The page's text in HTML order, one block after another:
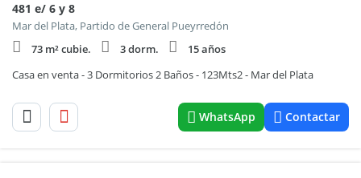
481 e/ 6 y 8
Mar del Plata, Partido de General Pueyrredón
73 m² cubie.
3 dorm.
15 años
Casa en venta - 3 Dormitorios 2 Baños - 123Mts2 - Mar del Plata
WhatsApp Contactar